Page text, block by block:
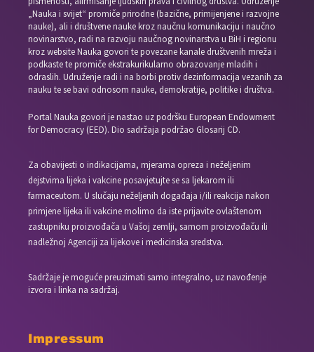
„Nauka i svijet“ promiče prirodne (bazične, primijenjene i razvojne
nauke), ali i društvene nauke kroz naučnu komunikaciju i naučno
novinarstvo, radi na razvoju naučnog novinarstva u BiH i regionu
kroz website Nauka govori te povezane kanale društvenih mreža i
podkaste te promiče ekstrakurikularno obrazovanje mladih i
odraslih. Udruženje radi i na borbi protiv dezinformacija vezanih za
nauku te se bavi odnosom nauke, demokratije, politike i društva.
Portal Nauka govori je nastao uz podršku European Endowment
for Democracy (EED). Dio sadržaja podržao Glosarij CD.
Za obavijesti o indikacijama, mjerama opreza i neželjenim
dejstvima lijeka i vakcine posavjetujte se sa ljekarom ili
farmaceutom. U slučaju neželjenih događaja i/ili reakcija nakon
primjene lijeka ili vakcine molimo da iste prijavite ovlaštenom
zastupniku proizvođača u Vašoj zemlji, samom proizvođaču ili
nadležnoj Agenciji za lijekove i medicinska sredstva.
Sadržaje je moguće preuzimati samo integralno, uz navođenje
izvora i linka na sadržaj.
Impressum